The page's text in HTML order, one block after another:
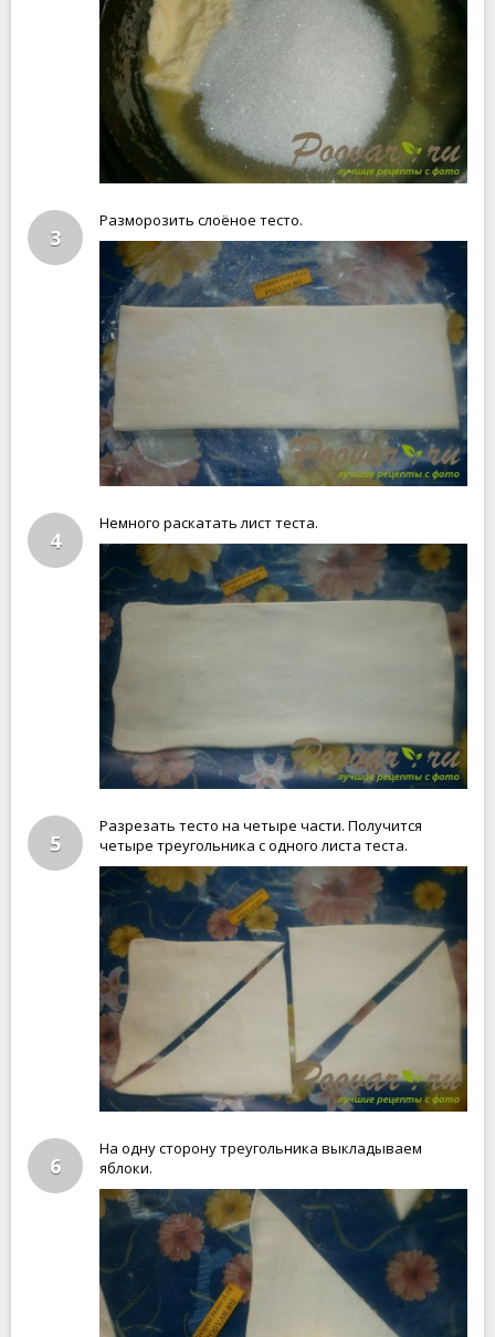
3
Разморозить слоёное тесто.
4
Немного раскатать лист теста.
5
Разрезать тесто на четыре части. Получится
четыре треугольника с одного листа теста.
6
На одну сторону треугольника выкладываем
яблоки.